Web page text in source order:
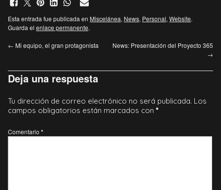
Esta entrada fue publicada en Miscelánea, News, Personal, Website.
Guarda el enlace permanente.
← Mi equipo, el gran protagonista
News: Presentación del Proyecto 365
→
Deja una respuesta
Tu dirección de correo electrónico no será publicada. Los
campos obligatorios están marcados con *
Comentario *